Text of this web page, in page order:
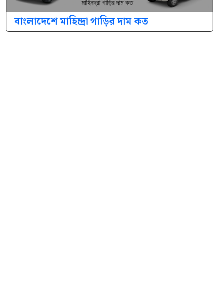
বাংলাদেশে মাহিন্দ্রা গাড়ির দাম কত